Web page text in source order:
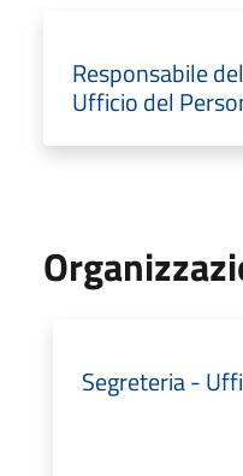
Responsabile
Ufficio del
Segreteria -